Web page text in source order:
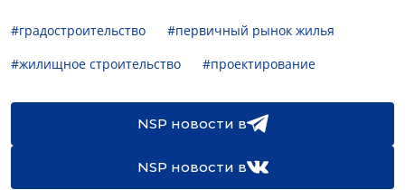
#градостроительство
#первичный рынок жилья
#жилищное строительство
#проектирование
NSP новости в
NSP новости в